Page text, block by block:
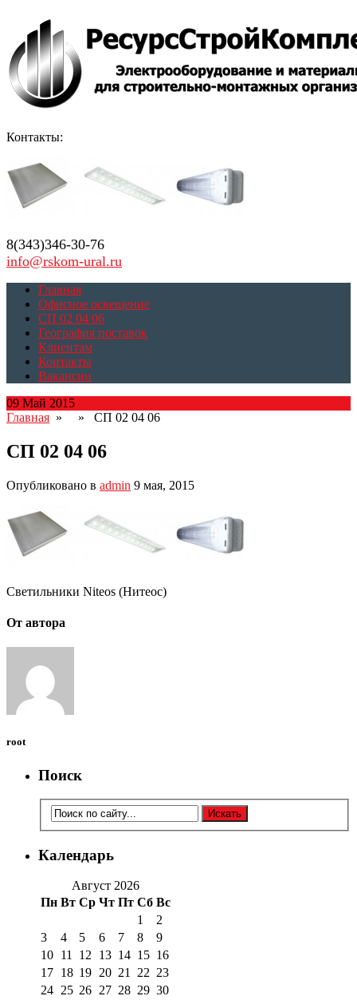
Контакты:
8(343)346-30-76
info@rskom-ural.ru
Главная
Офисное освещение
СП 02 04 06
География поставок
Клиентам
Контакты
Вакансии
09 Май 2015
Главная » » СП 02 04 06
СП 02 04 06
Опубликовано в admin 9 мая, 2015
Светильники Niteos (Нитеос)
От автора
root
Поиск
Календарь
Август 2026
Пн Вт Ср Чт Пт Сб Вс
1
2
3
4 5 6 7 8
9
10 11 12 13 14 15 16
17 18 19 20 21 22 23
24 25 26 27 28 29 30